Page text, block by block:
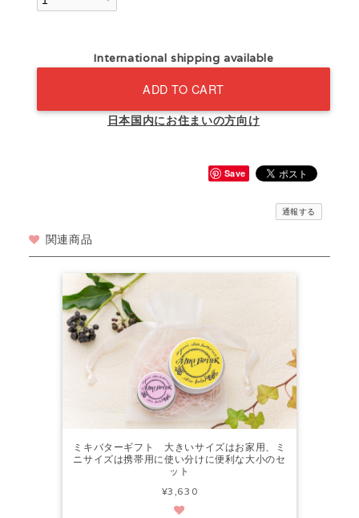
International shipping available
ADD TO CART
日本国内にお住まいの方向け
Save
通報する
関連商品
ミキバターギフト 大きいサイズはお家用、ミ
ニサイズは携帯用に使い分けに便利な大小のセ
ット
¥3,630